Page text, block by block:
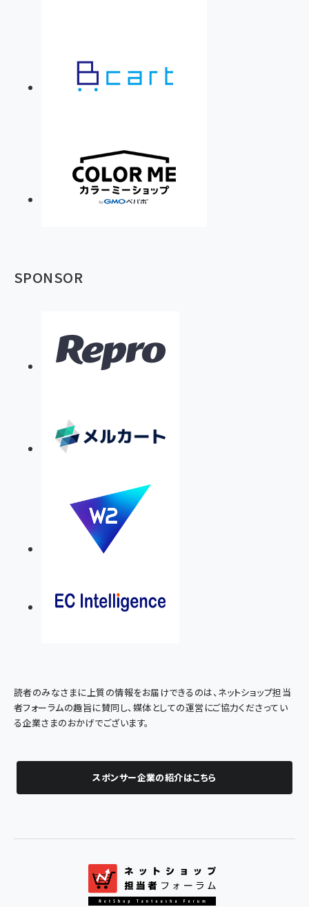
SPONSOR
読者のみなさまに上質の情報をお届けできるのは、ネットショップ担当
者フォーラムの趣旨に賛同し、媒体としての運営にご協力くださってい
る企業さまのおかげでございます。
スポンサー企業の紹介はこちら